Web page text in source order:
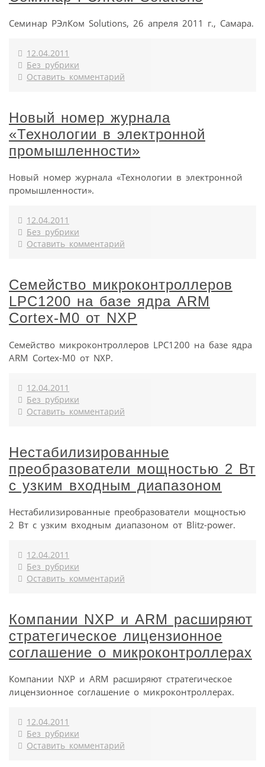
Семинар РЭлКом Solutions, 26 апреля 2011 г., Самара.
12.04.2011
Без рубрики
Оставить комментарий
Новый номер журнала
«Технологии в электронной
промышленности»
Новый номер журнала «Технологии в электронной
промышленности».
12.04.2011
Без рубрики
Оставить комментарий
Семейство микроконтроллеров
LPC1200 на базе ядра ARM
Cortex-M0 от NXP
Семейство микроконтроллеров LPC1200 на базе ядра
ARM Cortex-M0 от NXP.
12.04.2011
Без рубрики
Оставить комментарий
Нестабилизированные
преобразователи мощностью 2 Вт
с узким входным диапазоном
Нестабилизированные преобразователи мощностью
2 Вт с узким входным диапазоном от Blitz-power.
12.04.2011
Без рубрики
Оставить комментарий
Компании NXP и ARM расширяют
стратегическое лицензионное
соглашение о микроконтроллерах
Компании NXP и ARM расширяют стратегическое
лицензионное соглашение о микроконтроллерах.
12.04.2011
Без рубрики
Оставить комментарий